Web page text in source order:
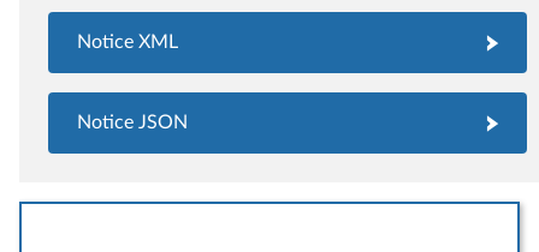
Notice XML
Notice JSON